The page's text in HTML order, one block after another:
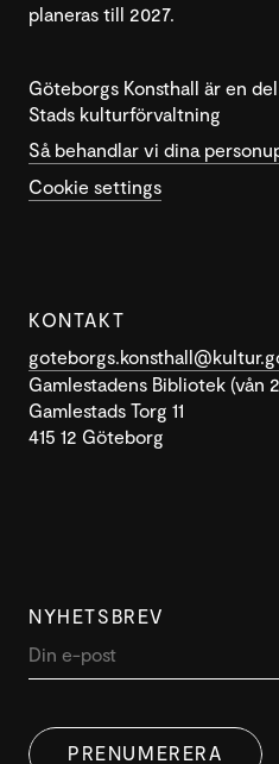
planeras till 2027.
Göteborgs Konsthall är en
Stads kulturförvaltning
Så behandlar vi dina
Cookie settings
KONTAKT
Gamlestadens Bibliotek (vån
Gamlestads Torg 11
415 12 Göteborg
NYHETSBREV
PRENUMERERA